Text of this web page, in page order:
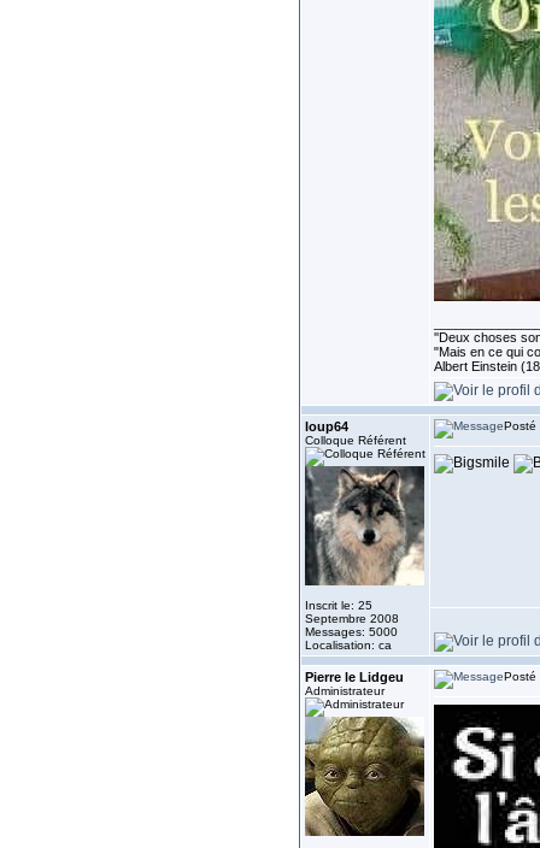
''Deux choses
"Mais en ce qui
Albert Einstein
loup64
Colloque Référent
Inscrit le: 25
Septembre 2008
Messages: 5000
Localisation: ca
Posté
Pierre le Lidgeu
Administrateur
Posté